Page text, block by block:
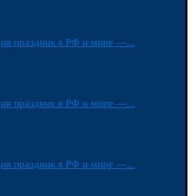
праздник в РФ и мире —...
праздник в РФ и мире —...
праздник в РФ и мире —...